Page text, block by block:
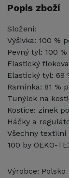
Popis zboží
Složení:
Výšivka: 100 %
Pevný tyl: 100
Elastický
Elastický tyl: 69
Ramínka: 81 %
Tunýlek na
Kostice: zinek
Háčky a
Všechny textilní
100 by OEKO-
Výrobce: Polsko